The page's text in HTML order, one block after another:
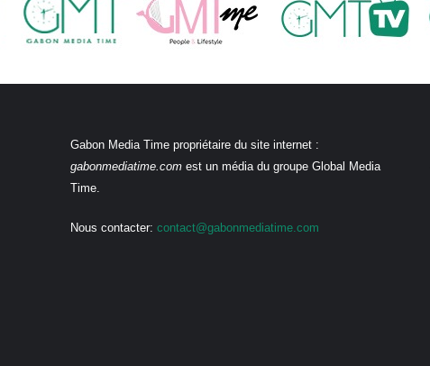
Gabon Media Time propriétaire du site internet :
gabonmediatime.comest un média du groupe Global Media
Time.
Nous contacter: contact@gabonmediatime.com